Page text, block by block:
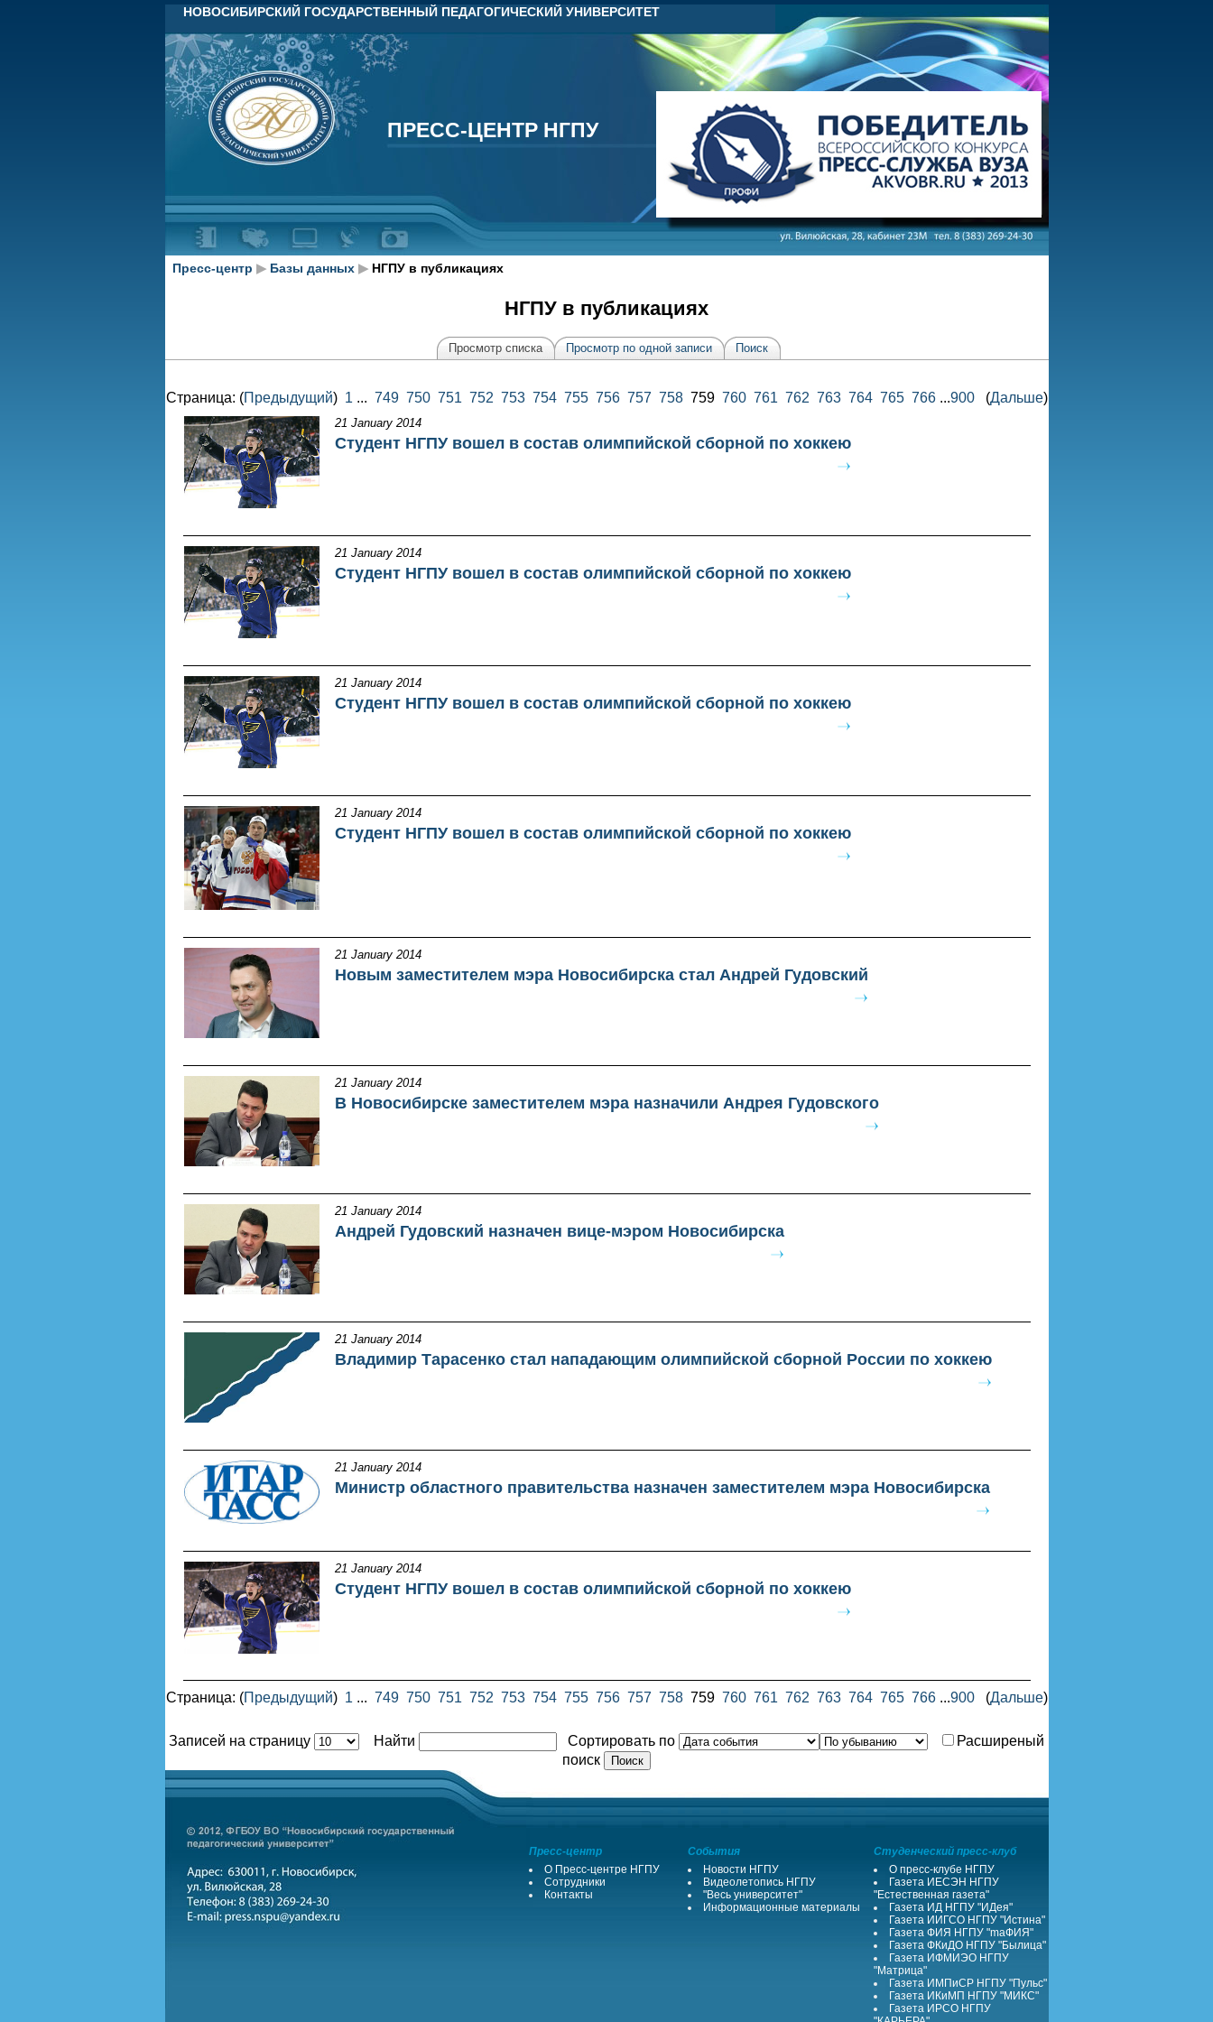
НОВОСИБИРСКИЙ ГОСУДАРСТВЕННЫЙ ПЕДАГОГИЧЕСКИЙ УНИВЕРСИТЕТ
ПРЕСС-ЦЕНТР НГПУ
ПРЕСС-ЦЕНТР НГПУ
Пресс-центр ▶ Базы данных ▶НГПУ в публикациях
НГПУ в публикациях
Просмотр списка Просмотр по одной записи Поиск
Страница: (Предыдущий) 1... 749 750 751 752 753 754 755 756 757 758759 760 761 762 763 764 765 766...900(Дальше)
21 January 2014
Студент НГПУ вошел в состав олимпийской сборной по хоккею
21 January 2014
Студент НГПУ вошел в состав олимпийской сборной по хоккею
21 January 2014
Студент НГПУ вошел в состав олимпийской сборной по хоккею
21 January 2014
Студент НГПУ вошел в состав олимпийской сборной по хоккею
21 January 2014
Новым заместителем мэра Новосибирска стал Андрей Гудовский
21 January 2014
В Новосибирске заместителем мэра назначили Андрея Гудовского
21 January 2014
Андрей Гудовский назначен вице-мэром Новосибирска
21 January 2014
Владимир Тарасенко стал нападающим олимпийской сборной России по хоккею
21 January 2014
Министр областного правительства назначен заместителем мэра Новосибирска
21 January 2014
Студент НГПУ вошел в состав олимпийской сборной по хоккею
Страница: (Предыдущий) 1... 749 750 751 752 753 754 755 756 757 758759 760 761 762 763 764 765 766...900(Дальше)
Записей на страницу Найти Сортировать по
Расширеный
поиск
Пресс-центр События
Студенческий пресс-клуб
О Пресс-центре НГПУ
Сотрудники
Контакты
Новости НГПУ
Видеолетопись НГПУ
"Весь университет"
Информационные материалы
О пресс-клубе НГПУ
Газета ИЕСЭН НГПУ
"Естественная газета"
Газета ИД НГПУ "ИДея"
Газета ИИГСО НГПУ "Истина"
Газета ФИЯ НГПУ "maФИЯ"
Газета ФКиДО НГПУ "Былица"
Газета ИФМИЭО НГПУ
"Матрица"
Газета ИМПиСР НГПУ "Пульс"
Газета ИКиМП НГПУ "МИКС"
Газета ИРСО НГПУ